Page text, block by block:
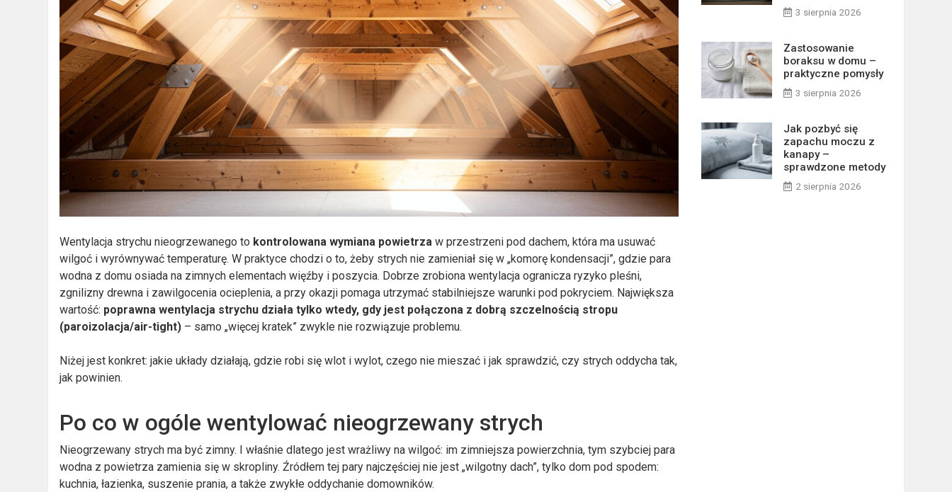
Wentylacja strychu nieogrzewanego to kontrolowana wymiana powietrza w przestrzeni pod dachem, która ma usuwać
wilgoć i wyrównywać temperaturę. W praktyce chodzi o to, żeby strych nie zamieniał się w „komorę kondensacji”, gdzie para
wodna z domu osiada na zimnych elementach więźby i poszycia. Dobrze zrobiona wentylacja ogranicza ryzyko pleśni,
zgnilizny drewna i zawilgocenia ocieplenia, a przy okazji pomaga utrzymać stabilniejsze warunki pod pokryciem. Największa
wartość: poprawna wentylacja strychu działa tylko wtedy, gdy jest połączona z dobrą szczelnością stropu
(paroizolacja/air-tight) – samo „więcej kratek” zwykle nie rozwiązuje problemu.
Niżej jest konkret: jakie układy działają, gdzie robi się wlot i wylot, czego nie mieszać i jak sprawdzić, czy strych oddycha tak,
jak powinien.
Po co w ogóle wentylować nieogrzewany strych
Nieogrzewany strych ma być zimny. I właśnie dlatego jest wrażliwy na wilgoć: im zimniejsza powierzchnia, tym szybciej para
wodna z powietrza zamienia się w skropliny. Źródłem tej pary najczęściej nie jest „wilgotny dach”, tylko dom pod spodem:
kuchnia, łazienka, suszenie prania, a także zwykłe oddychanie domowników.
3 sierpnia 2026
Zastosowanie
boraksu w domu –
praktyczne pomysły
3 sierpnia 2026
Jak pozbyć się
zapachu moczu z
kanapy –
sprawdzone metody
2 sierpnia 2026